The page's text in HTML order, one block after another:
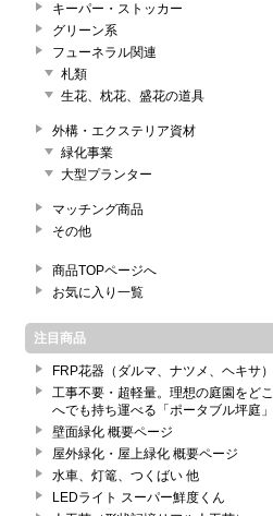
キーパー・ストッカー
グリーン系
フューネラル関連
札類
生花、枕花、盛花の道具
外構・エクステリア資材
緑化事業
大型プランター
マッチング商品
その他
商品TOPページへ
お気に入り一覧
注目商品
FRP花器（ダルマ、ナツメ、ヘキサ）
工事不要・超軽量。理想の庭園をどこ
へでも持ち運べる「ポータブル坪庭」
壁面緑化 概要ページ
屋外緑化・屋上緑化 概要ページ
水車、灯篭、つくばい 他
LEDライト スーパー鮮度くん